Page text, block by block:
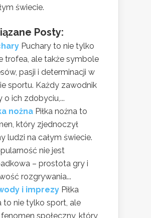
świecie.
Posty:
Puchary to nie tylko
trofea, ale także symbole
pasji i determinacji w
sportu. Każdy zawodnik
o ich zdobyciu,...
nożna Piłka nożna to
który zjednoczył
ludzi na całym świecie.
nie jest
– prostota gry i
rozgrywania...
i imprezy Piłka
to nie tylko sport, ale
społeczny, który